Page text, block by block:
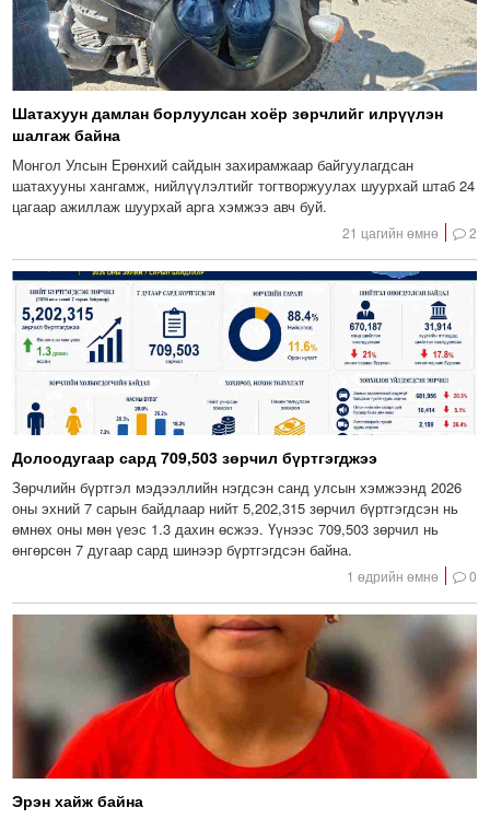
Шатахуун дамлан борлуулсан хоёр зөрчлийг илрүүлэн
шалгаж байна
Монгол Улсын Ерөнхий сайдын захирамжаар байгуулагдсан
шатахууны хангамж, нийлүүлэлтийг тогтворжуулах шуурхай штаб 24
цагаар ажиллаж шуурхай арга хэмжээ авч буй.
21 цагийн өмнө 2
Долоодугаар сард 709,503 зөрчил бүртгэгджээ
Зөрчлийн бүртгэл мэдээллийн нэгдсэн санд улсын хэмжээнд 2026
оны эхний 7 сарын байдлаар нийт 5,202,315 зөрчил бүртгэгдсэн нь
өмнөх оны мөн үеэс 1.3 дахин өсжээ. Үүнээс 709,503 зөрчил нь
өнгөрсөн 7 дугаар сард шинээр бүртгэгдсэн байна.
1 өдрийн өмнө 0
Эрэн хайж байна